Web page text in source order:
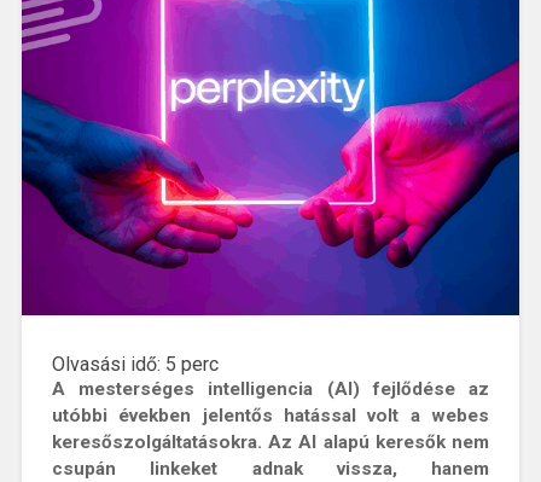
Olvasási idő: 5 perc
A mesterséges intelligencia (AI) fejlődése az
utóbbi években jelentős hatással volt a webes
keresőszolgáltatásokra. Az AI alapú keresők nem
csupán linkeket adnak vissza, hanem